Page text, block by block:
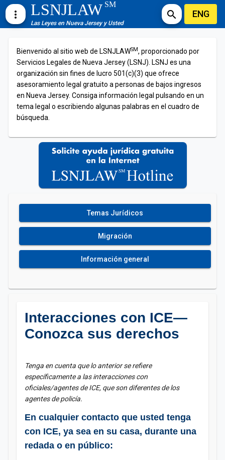
more_vert LSNJLAWSM
Las Leyes en Nueva Jersey y Usted
search ENG
Bienvenido al sitio web de LSNJLAWSM, proporcionado por
Servicios Legales de Nueva Jersey (LSNJ). LSNJ es una
organización sin fines de lucro 501(c)(3) que ofrece
asesoramiento legal gratuito a personas de bajos ingresos
en Nueva Jersey. Consiga información legal pulsando en un
tema legal o escribiendo algunas palabras en el cuadro de
búsqueda.
Temas Jurídicos
Migración
Información general
Interacciones con ICE—
Conozca sus derechos
Tenga en cuenta que lo anterior se refiere
específicamente a las interacciones con
oficiales/agentes de ICE, que son diferentes de los
agentes de policía.
En cualquier contacto que usted tenga
con ICE, ya sea en su casa, durante una
redada o en público: